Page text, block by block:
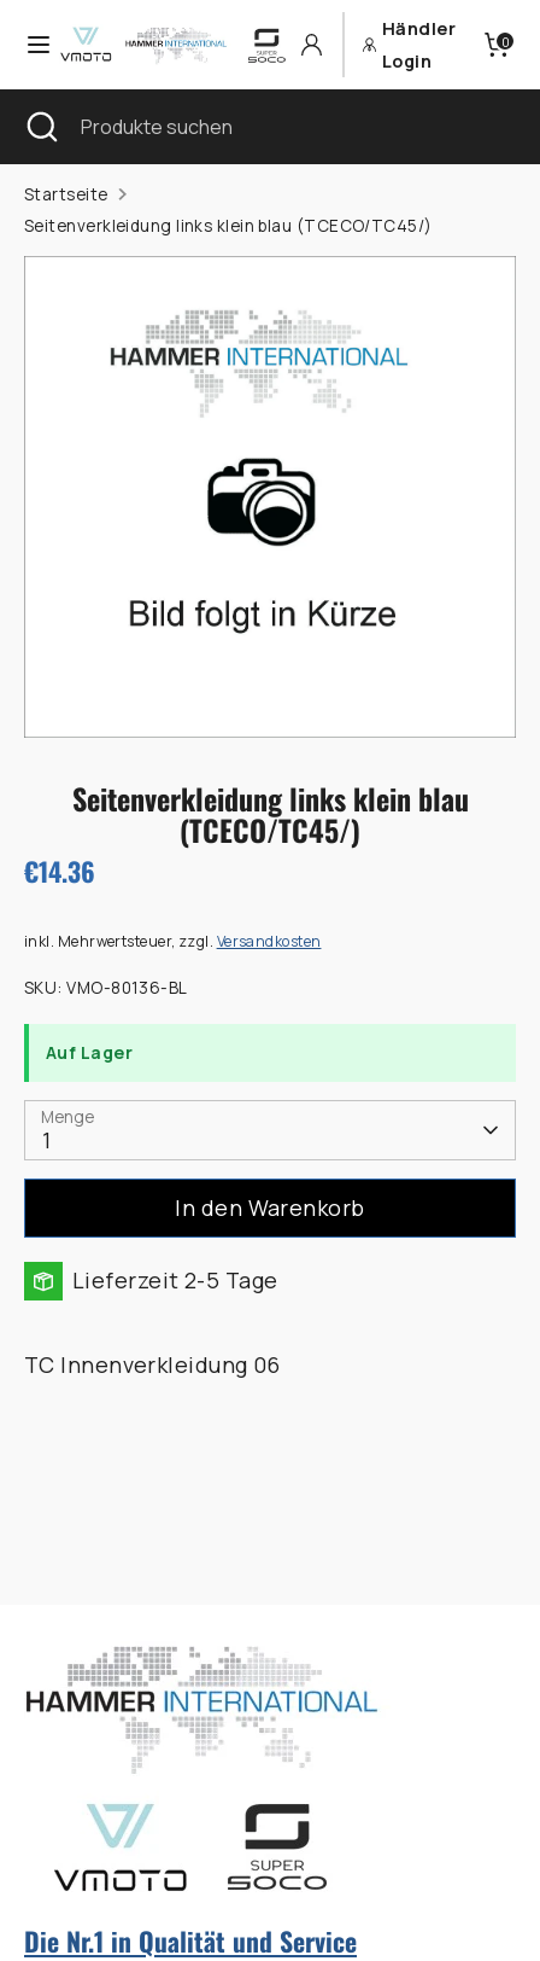
zum
Händler
Login
0
Währung
Deutschland (EUR €)
Sprache
Deutsch
SuchenProdukte
suchen
SuchenProdukte
Suche
schließen
Startseite
Seitenverkleidung links klein blau (TCECO/TC45/)
Seitenverkleidung links klein blau
(TCECO/TC45/)
€14.36
inkl. Mehrwertsteuer, zzgl. Versandkosten
SKU:VMO-80136-BL
Auf Lager
Menge
1
In den Warenkorb
Lieferzeit 2-5 Tage
TC Innenverkleidung 06
Die Nr.1 in Qualität und Service